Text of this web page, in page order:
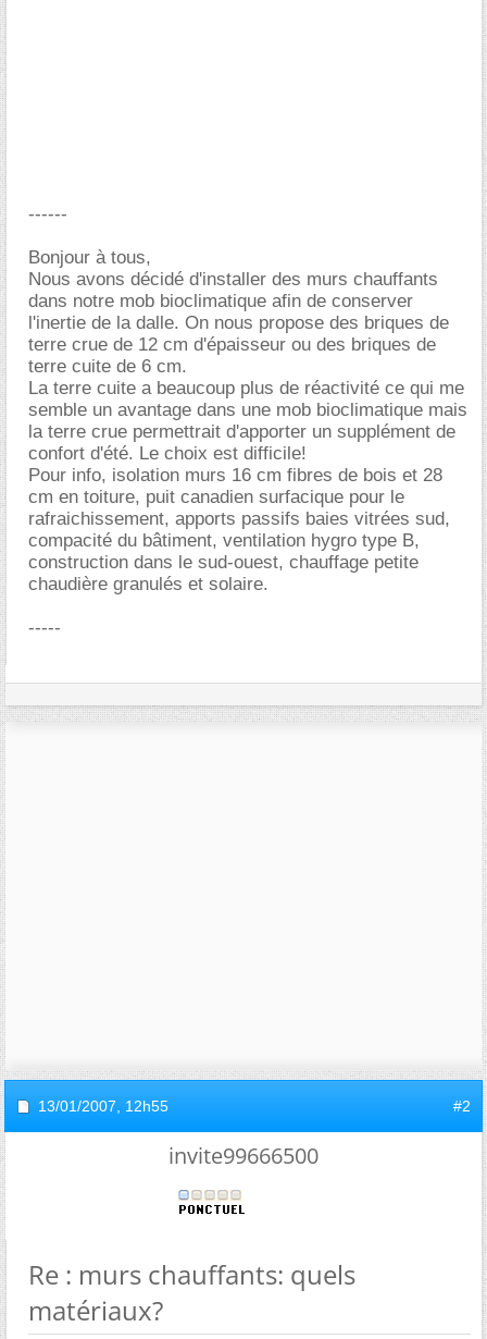
------
Bonjour à tous,
Nous avons décidé d'installer des murs chauffants
dans notre mob bioclimatique afin de conserver
l'inertie de la dalle. On nous propose des briques de
terre crue de 12 cm d'épaisseur ou des briques de
terre cuite de 6 cm.
La terre cuite a beaucoup plus de réactivité ce qui me
semble un avantage dans une mob bioclimatique mais
la terre crue permettrait d'apporter un supplément de
confort d'été. Le choix est difficile!
Pour info, isolation murs 16 cm fibres de bois et 28
cm en toiture, puit canadien surfacique pour le
rafraichissement, apports passifs baies vitrées sud,
compacité du bâtiment, ventilation hygro type B,
construction dans le sud-ouest, chauffage petite
chaudière granulés et solaire.
-----
13/01/2007, 12h55 #2
invite99666500
Re : murs chauffants: quels
matériaux?